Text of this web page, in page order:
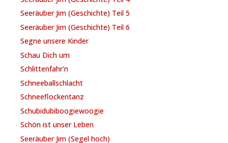
Seeräuber Jim (Geschichte) Teil 5
Seeräuber Jim (Geschichte) Teil 6
Segne unsere Kinder
Schau Dich um
Schlittenfahr'n
Schneeballschlacht
Schneeflockentanz
Schubidubiboogiewoogie
Schön ist unser Leben
Seeräuber Jim (Segel hoch)